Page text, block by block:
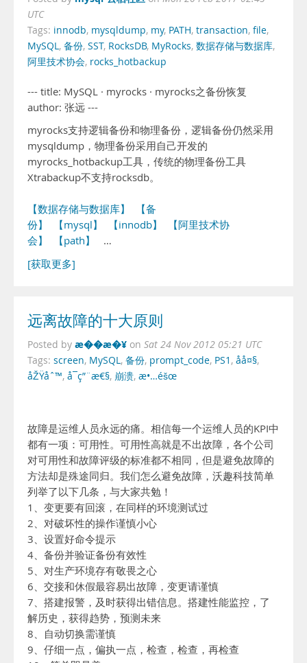
UTC
Tags: innodb, mysqldump, my, PATH, transaction, file,
MySQL, 备份, SST, RocksDB, MyRocks, 数据存储与数据库,
阿里技术协会, rocks_hotbackup
--- title: MySQL · myrocks · myrocks之备份恢复
author: 张远 ---
myrocks支持逻辑备份和物理备份，逻辑备份仍然采用
mysqldump，物理备份采用自己开发的
myrocks_hotbackup工具，传统的物理备份工具
Xtrabackup不支持rocksdb。
【数据存储与数据库】
【备
份】
【mysql】 【innodb】
【阿里技术协
会】
【path】
…
[获取更多]
远离故障的十大原则
Posted by æ��æ�¥ on Sat 24 Nov 2012 05:21 UTC
Tags: screen, MySQL, 备份, prompt_code, PS1 , åå¤§,
åŽŸåˆ™, å¯ç”¨æ€§, 崩溃, æ•…éšœ
故障是运维人员永远的痛。相信每一个运维人员的KPI中
都有一项：可用性。可用性高就是不出故障，各个公司
对可用性和故障评级的标准都不相同，但是避免故障的
方法却是殊途同归。我们怎么避免故障，沃趣科技简单
列举了以下几条，与大家共勉！
1、变更要有回滚，在同样的环境测试过
2、对破坏性的操作谨慎小心
3、设置好命令提示
4、备份并验证备份有效性
5、对生产环境存有敬畏之心
6、交接和休假最容易出故障，变更请谨慎
7、搭建报警，及时获得出错信息。搭建性能监控，了
解历史，获得趋势，预测未来
8、自动切换需谨慎
9、仔细一点，偏执一点，检查，检查，再检查